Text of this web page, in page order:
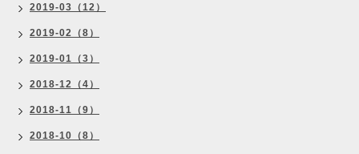
2019-03（12）
2019-02（8）
2019-01（3）
2018-12（4）
2018-11（9）
2018-10（8）